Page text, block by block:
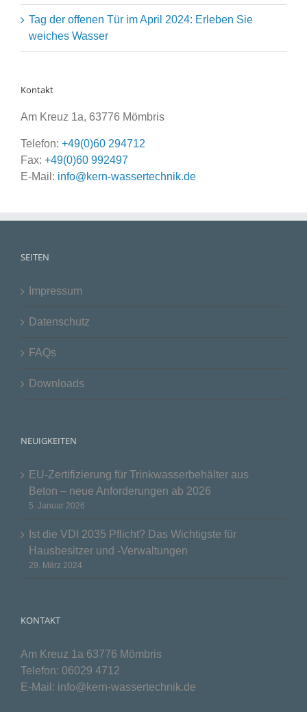
Tag der offenen Tür im April 2024: Erleben Sie
weiches Wasser
Kontakt
Am Kreuz 1a, 63776 Mömbris
Telefon: +49(0)60 294712
Fax: +49(0)60 992497
E-Mail: info@kern-wassertechnik.de
SEITEN
Impressum
Datenschutz
FAQs
Downloads
NEUIGKEITEN
EU-Zertifizierung für Trinkwasserbehälter aus
Beton – neue Anforderungen ab 2026
5. Januar 2026
Ist die VDI 2035 Pflicht? Das Wichtigste für
Hausbesitzer und -Verwaltungen
29. März 2024
KONTAKT
Am Kreuz 1a 63776 Mömbris
Telefon: 06029 4712
E-Mail: info@kern-wassertechnik.de